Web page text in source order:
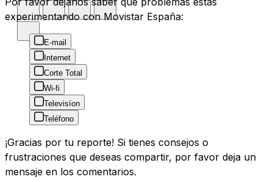
experimentando con Movistar España:
E-mail
Internet
Corte Total
Wi-fi
Televisíon
Teléfono
¡Gracias por tu reporte! Si tienes consejos o
frustraciones que deseas compartir, por favor deja un
mensaje en los comentarios.